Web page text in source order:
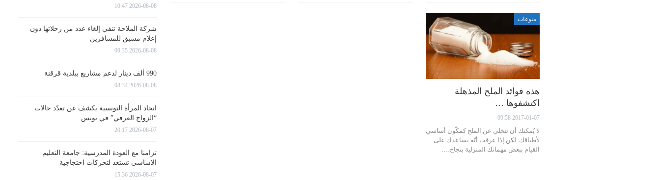
منوعات
هذه فوائد الملح المذهلة
اكتشفوها …
2017-01-07 09:58
لا يُمكنك أن تتخلي عن الملح كمكّون أساسي
لأطباقك. لكن إذا عرفت أنّه يساعدك على
القيام ببعض مهماتك المنزلية بنجاح،…
2026-08-08 10:47
شركة الملاحة تنفي إلغاء عدد من رحلاتها دون
إعلام مسبق للمسافرين
2026-08-08 09:35
990 ألف دينار لدعم مشاريع ببلدية قرقنة
2026-08-08 08:34
اتحاد المرأة التونسية يكشف عن تعدّد حالات
“الزواج العرفي” في تونس
2026-08-07 20:17
تزامنا مع العودة المدرسية: جامعة التعليم
الاساسي تستعد لتحركات احتجاجية
2026-08-07 15:36